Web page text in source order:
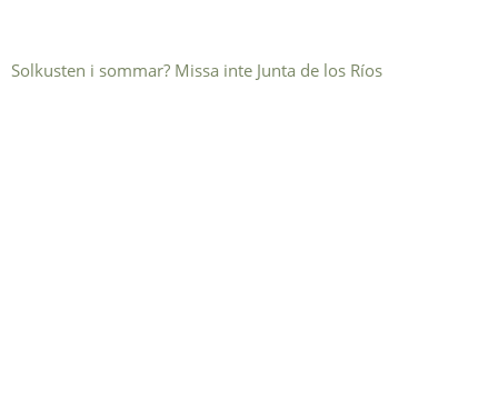
Solkusten i sommar? Missa inte Junta de los Ríos